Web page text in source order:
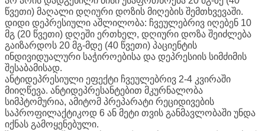
წვეთი) მაღალი დღიური დოზის მიღების შემთხვევაში.
დიდი დეპრესიული აშლილობა: ჩვეულებრივ იღებენ 10
მგ (20 წვეთი) დღეში ერთხელ, დღიური დოზა შეიძლება
გაიზარდოს 20 მგ-მდე (40 წვეთი) პაციენტის
ინდივიდუალური საჭიროებისა და დეპრესიის სიმძიმის
შესაბამისად.
ანტიდეპრესიული ეფექტი ჩვეულებრივ 2-4 კვირაში
მიიღწევა. ანტიდეპრესანტებით მკურნალობა
სიმპტომურია, ამიტომ პრეპარატი რეციდივების
საპროფილაქტიკოდ 6 ან მეტი თვის განმავლობაში უნდა
იქნას გამოყენებული.